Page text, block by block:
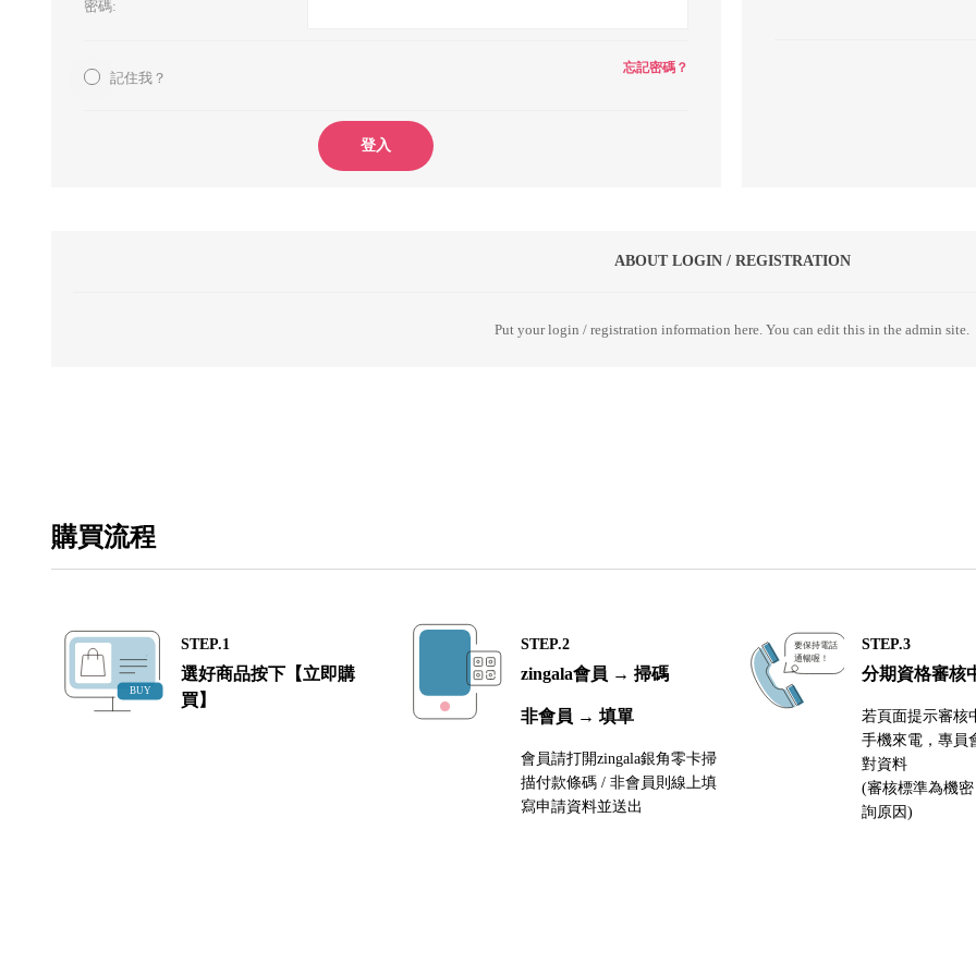
密碼:
記住我？
忘記密碼？
登入
ABOUT LOGIN / REGISTRATION
Put your login / registration information here. You can edit this in the admin site.
購買流程
STEP.1
選好商品按下【立即購
買】
STEP.2
zingala會員 → 掃碼
非會員 → 填單
會員請打開zingala銀角零卡掃
描付款條碼 / 非會員則線上填
寫申請資料並送出
STEP.3
分期資格審核
若頁面提示審核
手機來電，專員
對資料
(審核標準為機
詢原因)